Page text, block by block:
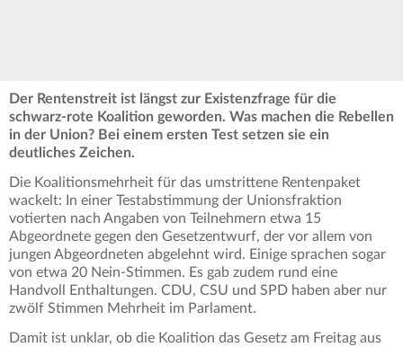
Der Rentenstreit ist längst zur Existenzfrage für die
schwarz-rote Koalition geworden. Was machen die Rebellen
in der Union? Bei einem ersten Test setzen sie ein
deutliches Zeichen.
Die Koalitionsmehrheit für das umstrittene Rentenpaket
wackelt: In einer Testabstimmung der Unionsfraktion
votierten nach Angaben von Teilnehmern etwa 15
Abgeordnete gegen den Gesetzentwurf, der vor allem von
jungen Abgeordneten abgelehnt wird. Einige sprachen sogar
von etwa 20 Nein-Stimmen. Es gab zudem rund eine
Handvoll Enthaltungen. CDU, CSU und SPD haben aber nur
zwölf Stimmen Mehrheit im Parlament.
Damit ist unklar, ob die Koalition das Gesetz am Freitag aus